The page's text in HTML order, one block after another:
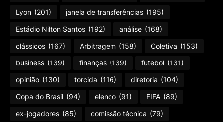
Lyon (201) janela de transferências (195)
Estádio Nilton Santos (192) análise (168)
clássicos (167) Arbitragem (158) Coletiva (153)
business (139) finanças (139) futebol (131)
opinião (130) torcida (116) diretoria (104)
Copa do Brasil (94) elenco (91) FIFA (89)
ex-jogadores (85) comissão técnica (79)